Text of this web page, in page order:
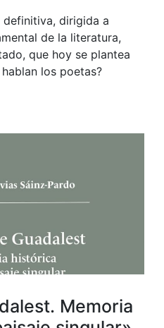
definitiva, dirigida a
de la literatura,
que hoy se plantea
los poetas?
Memoria